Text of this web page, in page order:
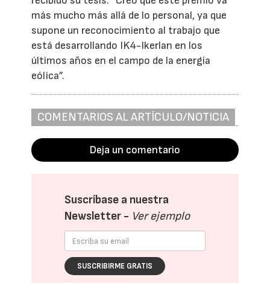
más mucho más allá de lo personal, ya que
supone un reconocimiento al trabajo que
está desarrollando IK4-Ikerlan en los
últimos años en el campo de la energía
eólica”.
COMENTARIOS AL ARTÍCULO/NOTICIA
Deja un comentario
Suscríbase a nuestra
Newsletter - Ver ejemplo
SUSCRIBIRME GRATIS